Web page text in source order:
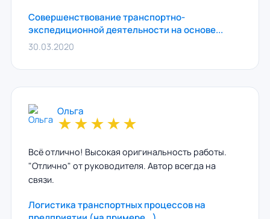
Совершенствование транспортно-
экспедиционной деятельности на основе...
30.03.2020
Ольга
★★★★★
Всё отлично! Высокая оригинальность работы.
"Отлично" от руководителя. Автор всегда на
связи.
Логистика транспортных процессов на